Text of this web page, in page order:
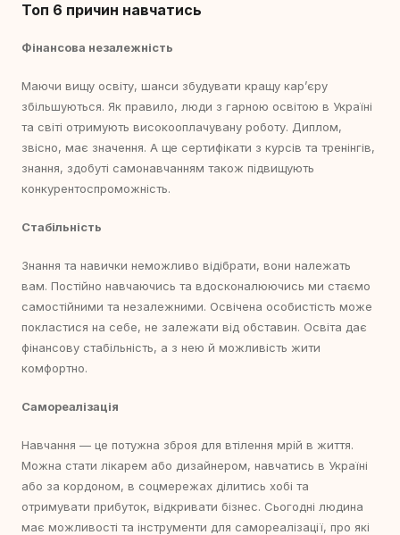
Топ 6 причин навчатись
Фінансова незалежність
Маючи вищу освіту, шанси збудувати кращу кар’єру
збільшуються. Як правило, люди з гарною освітою в Україні
та світі отримують високооплачувану роботу. Диплом,
звісно, має значення. А ще сертифікати з курсів та тренінгів,
знання, здобуті самонавчанням також підвищують
конкурентоспроможність.
Стабільність
Знання та навички неможливо відібрати, вони належать
вам. Постійно навчаючись та вдосконалюючись ми стаємо
самостійними та незалежними. Освічена особистість може
покластися на себе, не залежати від обставин. Освіта дає
фінансову стабільність, а з нею й можливість жити
комфортно.
Самореалізація
Навчання — це потужна зброя для втілення мрій в життя.
Можна стати лікарем або дизайнером, навчатись в Україні
або за кордоном, в соцмережах ділитись хобі та
отримувати прибуток, відкривати бізнес. Сьогодні людина
має можливості та інструменти для самореалізації, про які